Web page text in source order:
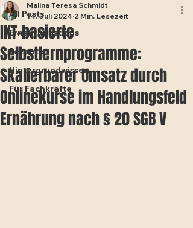
All Posts
Ernährungstipps
Rezepte
Hintergrundwissen
Für Fachkräfte
IKT-basierte
Selbstlernprogramme:
Skalierbarer Umsatz durch
Onlinekurse im Handlungsfeld
Ernährung nach § 20 SGB V
Malina Teresa Schmidt
14. Juli 2024 2 Min. Lesezeit